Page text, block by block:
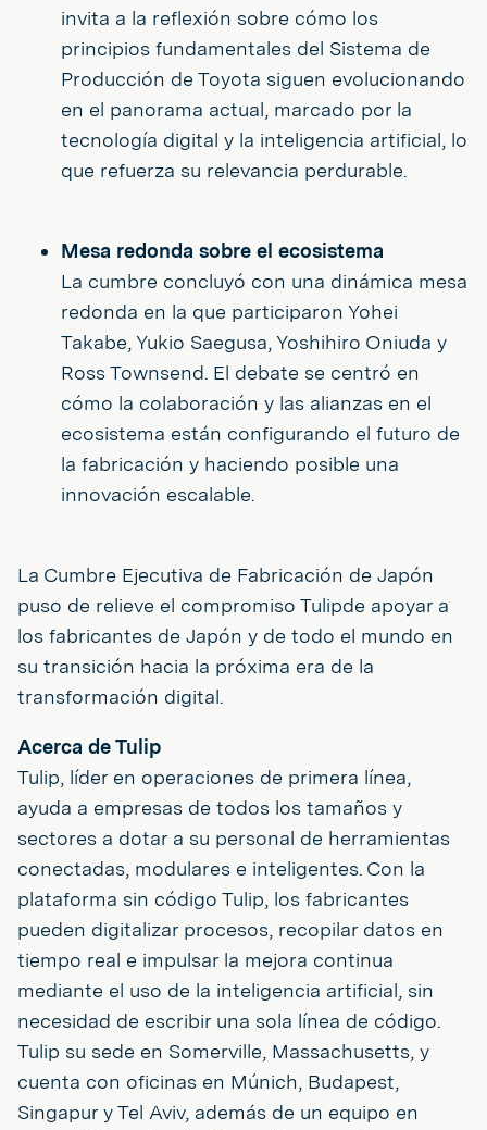
invita a la reflexión sobre cómo los
principios fundamentales del Sistema de
Producción de Toyota siguen evolucionando
en el panorama actual, marcado por la
tecnología digital y la inteligencia artificial, lo
que refuerza su relevancia perdurable.
Mesa redonda sobre el ecosistema
La cumbre concluyó con una dinámica mesa
redonda en la que participaron Yohei
Takabe, Yukio Saegusa, Yoshihiro Oniuda y
Ross Townsend. El debate se centró en
cómo la colaboración y las alianzas en el
ecosistema están configurando el futuro de
la fabricación y haciendo posible una
innovación escalable.
La Cumbre Ejecutiva de Fabricación de Japón
puso de relieve el compromiso Tulipde apoyar a
los fabricantes de Japón y de todo el mundo en
su transición hacia la próxima era de la
transformación digital.
Acerca de Tulip
Tulip, líder en operaciones de primera línea,
ayuda a empresas de todos los tamaños y
sectores a dotar a su personal de herramientas
conectadas, modulares e inteligentes. Con la
plataforma sin código Tulip, los fabricantes
pueden digitalizar procesos, recopilar datos en
tiempo real e impulsar la mejora continua
mediante el uso de la inteligencia artificial, sin
necesidad de escribir una sola línea de código.
Tulip su sede en Somerville, Massachusetts, y
cuenta con oficinas en Múnich, Budapest,
Singapur y Tel Aviv, además de un equipo en